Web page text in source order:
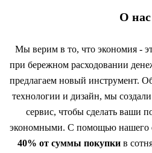
О нас
Мы верим в то, что экономия -
при бережном расходовании
предлагаем новый инструмент.
технологии и дизайн, мы
сервис, чтобы сделать ваши
экономными. С помощью нашего
40% от суммы покупкив